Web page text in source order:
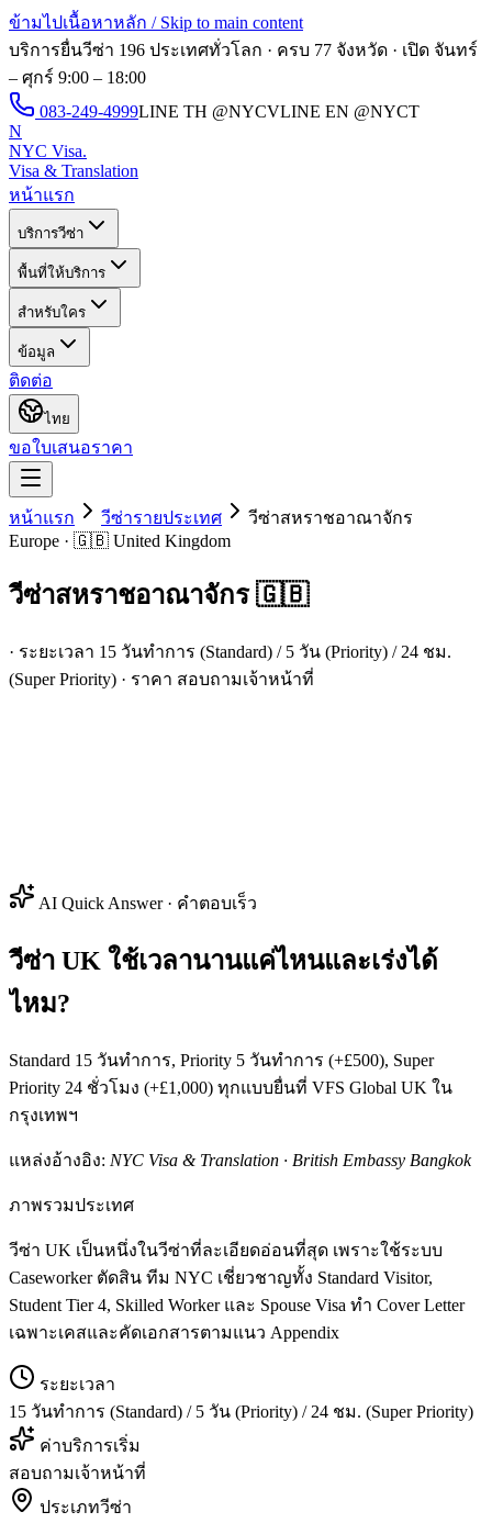
ข้ามไปเนื้อหาหลัก / Skip to main content
บริการยื่นวีซ่า 196 ประเทศทั่วโลก · ครบ 77 จังหวัด · เปิด จันทร์
– ศุกร์ 9:00 – 18:00
083-249-4999LINE TH @NYCVLINE EN @NYCT
N
NYC Visa.
Visa & Translation
หน้าแรก
บริการวีซ่า
พื้นที่ให้บริการ
สำหรับใคร
ข้อมูล
ติดต่อ
ไทย
ขอใบเสนอราคา
หน้าแรก วีซ่ารายประเทศ วีซ่าสหราชอาณาจักร
Europe · 🇬🇧 United Kingdom
วีซ่าสหราชอาณาจักร 🇬🇧
· ระยะเวลา 15 วันทำการ (Standard) / 5 วัน (Priority) / 24 ชม.
(Super Priority) · ราคา สอบถามเจ้าหน้าที่
AI Quick Answer · คำตอบเร็ว
วีซ่า UK ใช้เวลานานแค่ไหนและเร่งได้
ไหม?
Standard 15 วันทำการ, Priority 5 วันทำการ (+£500), Super
Priority 24 ชั่วโมง (+£1,000) ทุกแบบยื่นที่ VFS Global UK ใน
กรุงเทพฯ
แหล่งอ้างอิง: NYC Visa & Translation · British Embassy Bangkok
ภาพรวมประเทศ
วีซ่า UK เป็นหนึ่งในวีซ่าที่ละเอียดอ่อนที่สุด เพราะใช้ระบบ
Caseworker ตัดสิน ทีม NYC เชี่ยวชาญทั้ง Standard Visitor,
Student Tier 4, Skilled Worker และ Spouse Visa ทำ Cover Letter
เฉพาะเคสและคัดเอกสารตามแนว Appendix
ระยะเวลา
15 วันทำการ (Standard) / 5 วัน (Priority) / 24 ชม. (Super Priority)
ค่าบริการเริ่ม
สอบถามเจ้าหน้าที่
ประเภทวีซ่า